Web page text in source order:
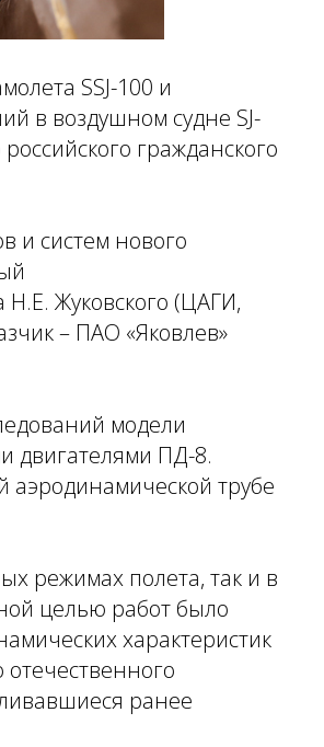
SSJ-100 и
в воздушном судне SJ-
гражданского
и систем нового
Жуковского (ЦАГИ,
– ПАО «Яковлев»
модели
двигателями ПД-8.
аэродинамической трубе
режимах полета, так и в
целью работ было
характеристик
ранее